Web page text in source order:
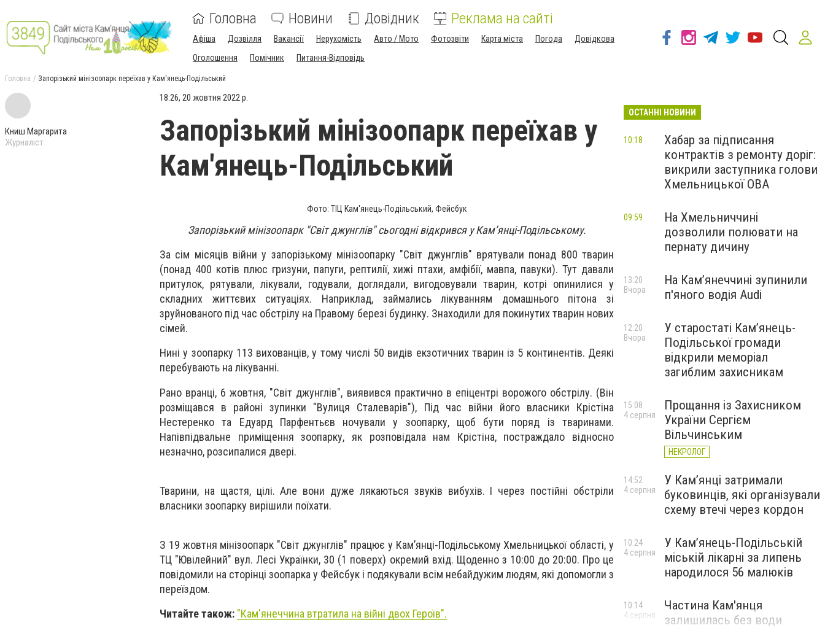
Головна Новини Довідник Реклама на сайті
Афіша Дозвілля Вакансії Нерухомість Авто / Мото Фотозвіти Карта міста Погода
Довідкова
Оголошення
Помічник Питання-Відповідь
Головна Запорізький мінізоопарк переїхав у Кам'янець-Подільський
Книш Маргарита
Журналіст
18:26, 20 жовтня 2022 р.
Запорізький мінізоопарк переїхав у
Кам'янець-Подільський
Фото: ТІЦ Кам'янець-Подільський, Фейсбук
Запорізький мінізоопарк "Світ джунглів" сьогодні відкрився у Кам’янці-Подільському.
За сім місяців війни у ​​запорізькому мінізоопарку "Світ джунглів" врятували понад 800 тварин
(понад 400 котів плюс гризуни, папуги, рептилії, хижі птахи, амфібії, мавпа, павуки). Тут давали
притулок, рятували, лікували, годували, доглядали, вигодовували тварин, котрі опинилися у
складних життєвих ситуаціях. Наприклад, займались лікуванням домашнього пітона зі
зруйнованого під час обстрілу на Правому березі будинку. Знаходили для покинутих тварин нових
сімей.
Нині у зоопарку 113 вихованців, у тому числі 50 видів екзотичних тварин із 5 континентів. Деякі
перебувають на лікуванні.
Рано вранці, 6 жовтня, "Світ джунглів", виявився практично в епіцентрі ворожого обстрілу. (Він
розміщався в районі зупинки "Вулиця Сталеварів"), Під час війни його власники Крістіна
Нестеренко та Едуард Парфентьєв ночували у зоопарку, щоб бути поряд із тваринами.
Напівпідвальне приміщення зоопарку, як розповідала нам Крістіна, постраждало відносно
незначно, розсипалися двері.
Тварини, на щастя, цілі. Але вони дуже лякаються звуків вибухів. І через постійні обстріли
власники зоопарку вирішили поїхати.
З 19 жовтня мінізоопарк "Світ джунглів" працює у Кам’янці-Подільському Хмельницької області, у
ТЦ "Ювілейний" вул. Лесі Українки, 30 (1 поверх) окремий вхід. Щоденно з 10:00 до 20:00. Про це
повідомили на сторінці зоопарка у Фейсбук і подякували всім небайдужим людям, які допомогли з
переїздом.
Читайте також: "Кам'янеччина втратила на війні двох Героїв".
ОСТАННІ НОВИНИ
Хабар за підписання
контрактів з ремонту доріг:
викрили заступника голови
Хмельницької ОВА
10:18
На Хмельниччині
дозволили полювати на
пернату дичину
09:59
На Камʼянеччині зупинили
п'яного водія Audi
13:20
Вчора
У старостаті Кам’янець-
Подільської громади
відкрили меморіал
загиблим захисникам
12:20
Вчора
Прощання із Захисником
України Сергієм
Вільчинським
НЕКРОЛОГ
15:08
4 серпня
У Кам’янці затримали
буковинців, які організували
схему втечі через кордон
14:52
4 серпня
У Кам’янець-Подільській
міській лікарні за липень
народилося 56 малюків
10:24
4 серпня
Частина Кам'янця
залишилась без води
10:14
4 серпня